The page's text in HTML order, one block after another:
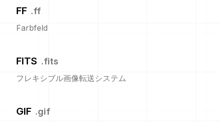
FF .ff
Farbfeld
FITS .fits
フレキシブル画像転送システム
GIF .gif